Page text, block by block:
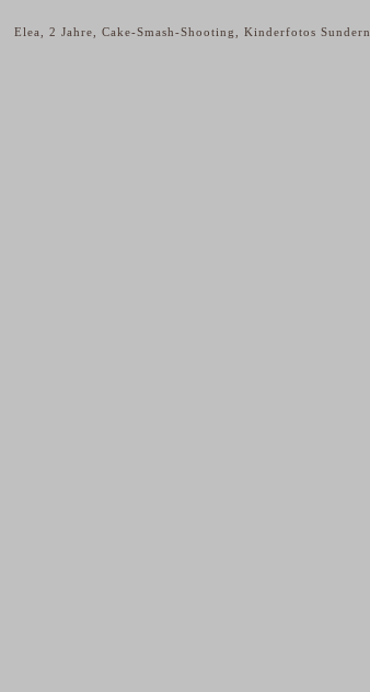
Elea, 2 Jahre, Cake-Smash-Shooting, Kinderfotos Sundern